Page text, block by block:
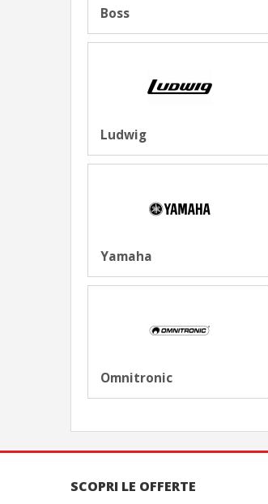
Boss
Ludwig
Yamaha
Omnitronic
SCOPRI LE OFFERTE